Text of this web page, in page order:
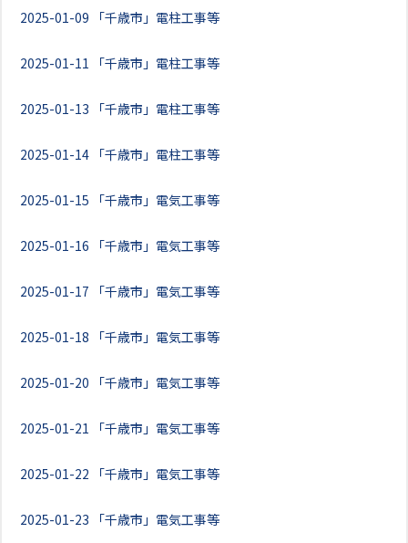
2025-01-09 「千歳市」電柱工事等
2025-01-11 「千歳市」電柱工事等
2025-01-13 「千歳市」電柱工事等
2025-01-14 「千歳市」電柱工事等
2025-01-15 「千歳市」電気工事等
2025-01-16 「千歳市」電気工事等
2025-01-17 「千歳市」電気工事等
2025-01-18 「千歳市」電気工事等
2025-01-20 「千歳市」電気工事等
2025-01-21 「千歳市」電気工事等
2025-01-22 「千歳市」電気工事等
2025-01-23 「千歳市」電気工事等